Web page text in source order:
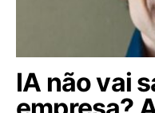
IA não vai